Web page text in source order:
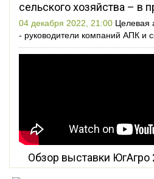
сельского хозяйства – в
04 декабря 2022, 21:00 Целевая
- руководители компаний АПК и
Обзор выставки ЮгАгро